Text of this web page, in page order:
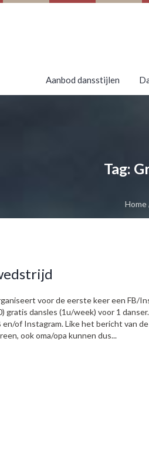
Aanbod dansstijlen
Tag:
Home
voor de eerste keer een FB/
gratis dansles (1u/week) voor 1
en/of Instagram. Like het bericht van
ook oma/opa kunnen dus...